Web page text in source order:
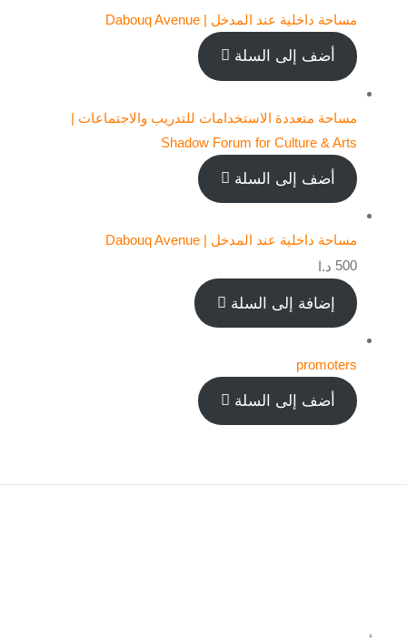
مساحة داخلية عند المدخل | Dabouq Avenue
أضف إلى السلة
مساحة متعددة الاستخدامات للتدريب والاجتماعات |
Shadow Forum for Culture & Arts
أضف إلى السلة
مساحة داخلية عند المدخل | Dabouq Avenue
500 د.ا
إضافة إلى السلة
promoters
أضف إلى السلة